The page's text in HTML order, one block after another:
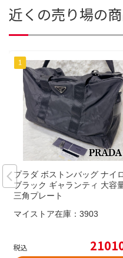
近くの売り場の
プラダ ボストンバッグ ナイ
ブラック ギャランティ 大容
三角プレート
マイストア在庫： 3903
税込